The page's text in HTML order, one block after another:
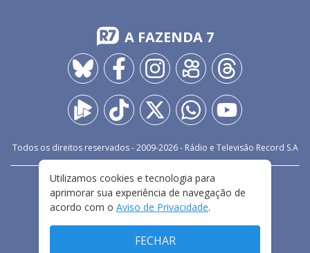
A FAZENDA 7
Todos os direitos reservados - 2009-2026- Rádio e Televisão Record S.A
FALE CONOSCO
PRIVACIDADE
TERMOS E CONDIÇÕES DE USO
Utilizamos cookies e tecnologia para
aprimorar sua experiência de navegação de
acordo com o Aviso de Privacidade.
FECHAR